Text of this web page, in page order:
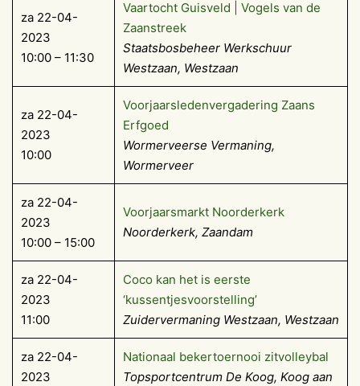
za 22-04-
2023
10:00 – 11:30
Vaartocht Guisveld | Vogels van de
Zaanstreek
Staatsbosbeheer Werkschuur
Westzaan, Westzaan
za 22-04-
2023
10:00
Voorjaarsledenvergadering Zaans
Erfgoed
Wormerveerse Vermaning,
Wormerveer
za 22-04-
2023
10:00 – 15:00
Voorjaarsmarkt Noorderkerk
Noorderkerk, Zaandam
za 22-04-
2023
11:00
Coco kan het is eerste
‘kussentjesvoorstelling’
Zuidervermaning Westzaan, Westzaan
za 22-04-
2023
Nationaal bekertoernooi zitvolleybal
Topsportcentrum De Koog, Koog aan